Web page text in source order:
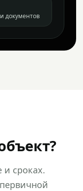
документов
и сроках.